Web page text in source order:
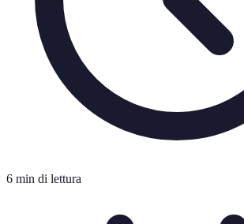
6 min di lettura